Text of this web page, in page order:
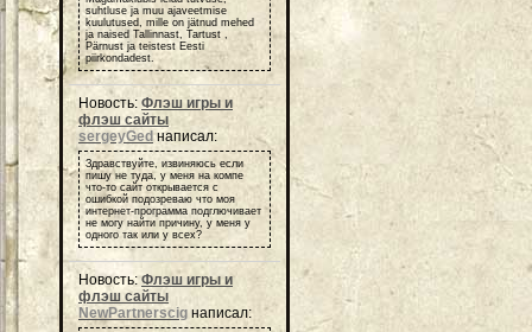
suhtluse ja muu ajaveetmise
kuulutused, mille on jätnud mehed
ja naised Tallinnast, Tartust ,
Pärnust ja teistest Eesti
piirkondadest.
Новость: Флэш игры и
флэш сайты
sergeyGedнаписал:
Здравствуйте, извиняюсь если
пишу не туда, у меня на компе
что-то сайт открывается с
ошибкой подозреваю что моя
интернет-программа подглючивает
не могу найти причину, у меня у
одного так или у всех?
Новость:Флэш игры и
флэш сайты
NewPartnerscig написал: